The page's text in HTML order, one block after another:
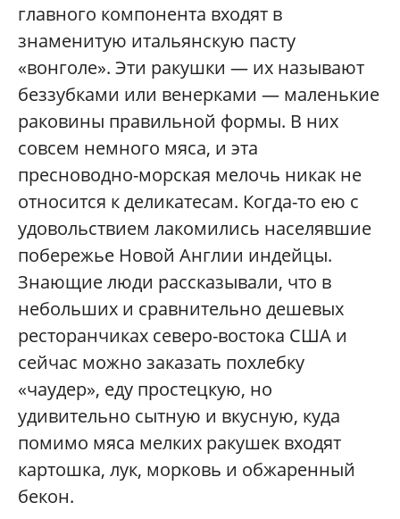
главного компонента входят в
знаменитую итальянскую пасту
«вонголе». Эти ракушки — их называют
беззубками или венерками — маленькие
раковины правильной формы. В них
совсем немного мяса, и эта
пресноводно-морская мелочь никак не
относится к деликатесам. Когда-то ею с
удовольствием лакомились населявшие
побережье Новой Англии индейцы.
Знающие люди рассказывали, что в
небольших и сравнительно дешевых
ресторанчиках северо-востока США и
сейчас можно заказать похлебку
«чаудер», еду простецкую, но
удивительно сытную и вкусную, куда
помимо мяса мелких ракушек входят
картошка, лук, морковь и обжаренный
бекон.